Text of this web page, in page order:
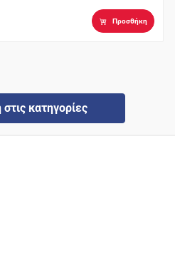
Προσθήκη
κατηγορίες